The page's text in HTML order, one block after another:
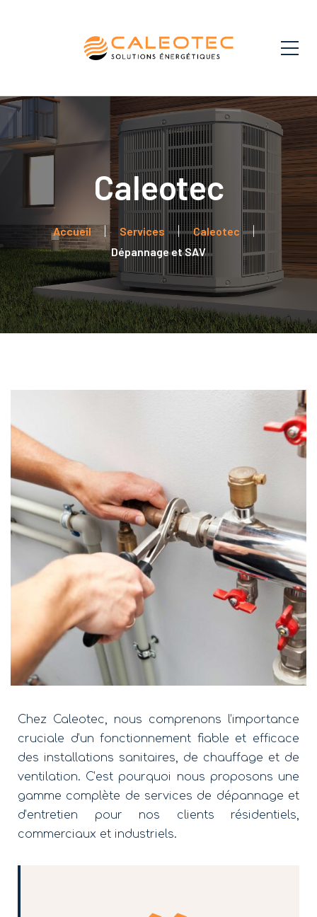
Dépannage et SAV
Accueil Services
Caleotec
Dépannage et SAV
Chez Caleotec, nous comprenons l’importance
cruciale d’un fonctionnement fiable et efficace
des installations sanitaires, de chauffage et de
ventilation. C’est pourquoi nous proposons une
gamme complète de services de dépannage et
d’entretien pour nos clients résidentiels,
commerciaux et industriels.